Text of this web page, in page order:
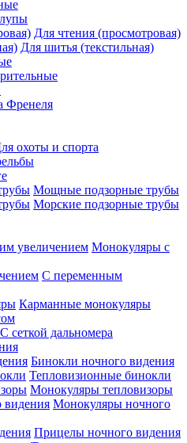
Для чтения (просмотровая)
Для шитья (текстильная)
Френеля
охоты и спорта
Мощные подзорные трубы
Морские подзорные трубы
Монокуляры с
С переменным
Карманные монокуляры
С сеткой дальномера
Бинокли ночного видения
Тепловизионные бинокли
Монокуляры тепловизоры
Монокуляры ночного
Прицелы ночного видения